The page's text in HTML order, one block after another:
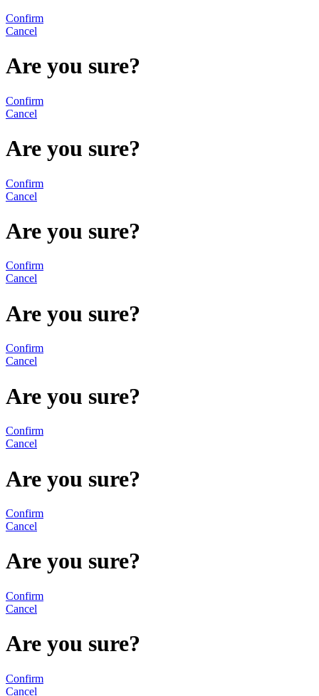
Confirm
Cancel
Are you sure?
Confirm
Cancel
Are you sure?
Confirm
Cancel
Are you sure?
Confirm
Cancel
Are you sure?
Confirm
Cancel
Are you sure?
Confirm
Cancel
Are you sure?
Confirm
Cancel
Are you sure?
Confirm
Cancel
Are you sure?
Confirm
Cancel